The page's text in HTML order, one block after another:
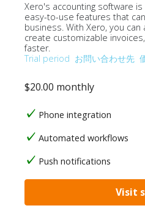
Xero's accounting software
easy-to-use features that
business. With Xero, you
create customizable
faster.
Trial period お問い合わせ先
$20.00 monthly
Phone integration
Automated workflows
Push notifications
Visit